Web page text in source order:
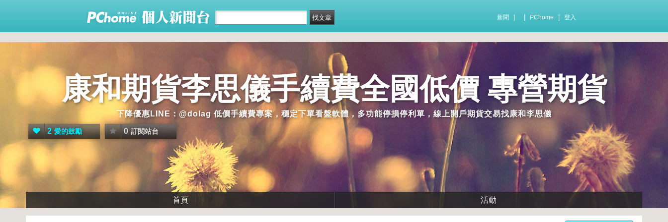
新聞 PChome 登入
康和期貨李思儀手續費全國低價 專營期貨
下降優惠LINE：@dolag 低價手續費專案，穩定下單看盤軟體，多功能停損停利單，線上開戶期貨交易找康和李思儀
2 愛的鼓勵 0 訂閱站台
首頁 活動